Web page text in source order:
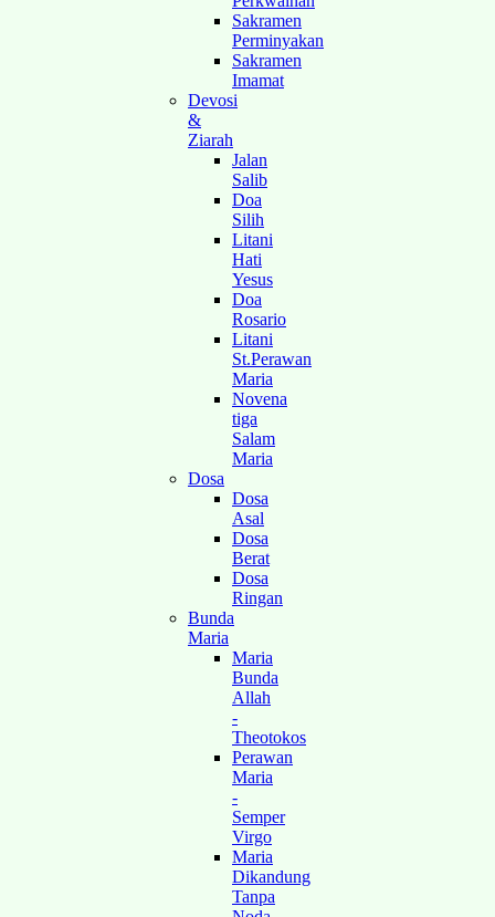
Sakramen
Perminyakan
Sakramen
Imamat
Devosi
&
Ziarah
Jalan
Salib
Doa
Silih
Litani
Hati
Yesus
Doa
Rosario
Litani
St.Perawan
Maria
Novena
tiga
Salam
Maria
Dosa
Dosa
Asal
Dosa
Berat
Dosa
Ringan
Bunda
Maria
Maria
Bunda
Allah
-
Theotokos
Perawan
Maria
-
Semper
Virgo
Maria
Dikandung
Tanpa